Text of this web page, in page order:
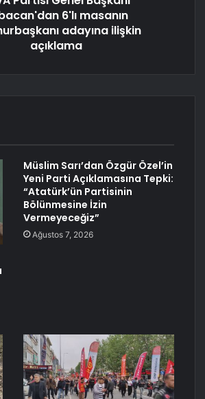
6'lı masanın
adayına ilişkin
açıklama
Müslim Sarı’dan Özgür Özel’in
Yeni Parti Açıklamasına Tepki:
“Atatürk’ün Partisinin
Bölünmesine İzin
Vermeyeceğiz”
Ağustos 7, 2026